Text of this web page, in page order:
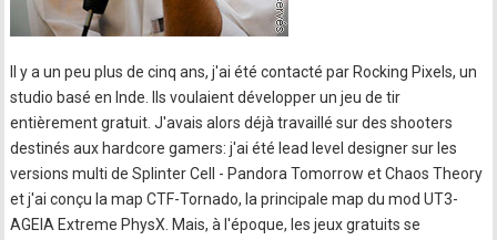
Il y a un peu plus de cinq ans, j'ai été contacté par Rocking Pixels, un
studio basé en Inde. Ils voulaient développer un jeu de tir
entièrement gratuit. J'avais alors déjà travaillé sur des shooters
destinés aux hardcore gamers: j'ai été lead level designer sur les
versions multi de Splinter Cell - Pandora Tomorrow et Chaos Theory
et j'ai conçu la map CTF-Tornado, la principale map du mod UT3-
AGEIA Extreme PhysX. Mais, à l'époque, les jeux gratuits se